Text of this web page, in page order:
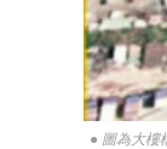
● 圖為大樓